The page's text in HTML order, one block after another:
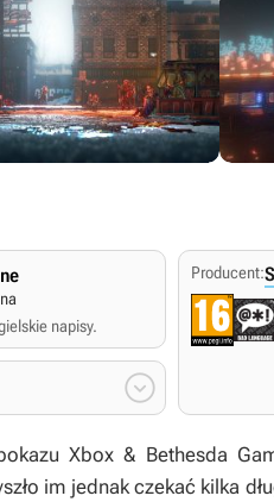
napisy.

Producent:
Xbox & Bethesda
im jednak czekać kilka